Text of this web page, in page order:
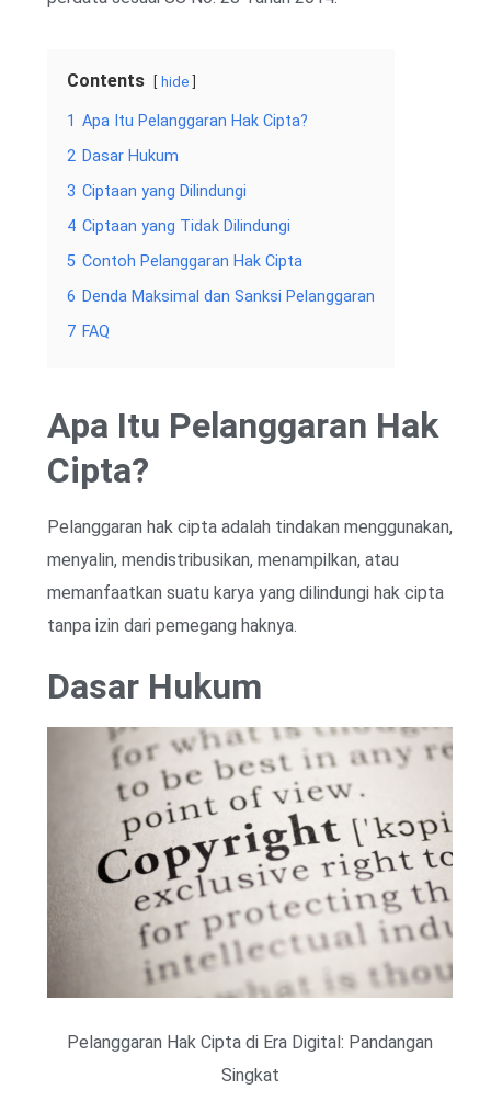
Contents hide
1 Apa Itu Pelanggaran Hak Cipta?
2 Dasar Hukum
3 Ciptaan yang Dilindungi
4 Ciptaan yang Tidak Dilindungi
5 Contoh Pelanggaran Hak Cipta
6 Denda Maksimal dan Sanksi Pelanggaran
7 FAQ
Apa Itu Pelanggaran Hak
Cipta?
Pelanggaran hak cipta adalah tindakan menggunakan,
menyalin, mendistribusikan, menampilkan, atau
memanfaatkan suatu karya yang dilindungi hak cipta
tanpa izin dari pemegang haknya.
Dasar Hukum
Pelanggaran Hak Cipta di Era Digital: Pandangan
Singkat